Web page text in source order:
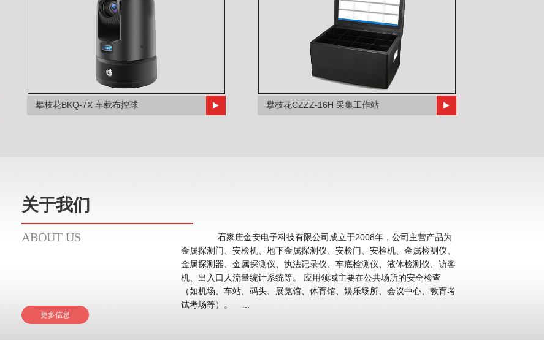
攀枝花BKQ-7X 车载布控球 攀枝花CZZZ-16H 采集工作站
关于我们
ABOUT US
更多信息
石家庄金安电子科技有限公司成立于2008年，公司主营产品为
金属探测门、安检机、地下金属探测仪、安检门、安检机、金属检测仪、
金属探测器、金属探测仪、执法记录仪、车底检测仪、液体检测仪、访客
机、出入口人流量统计系统等。 应用领域主要在公共场所的安全检查
（如机场、车站、码头、展览馆、体育馆、娱乐场所、会议中心、教育考